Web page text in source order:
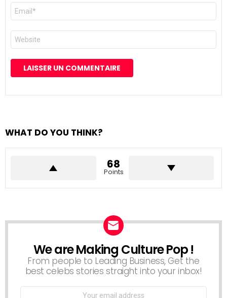
E-
mail
*
Site
web
WHAT DO YOU THINK?
68
Points
NEWSLETTER
We are Making Culture Pop !
From people to Leading Business, Get the
best celebs stories straight into your inbox!
Email